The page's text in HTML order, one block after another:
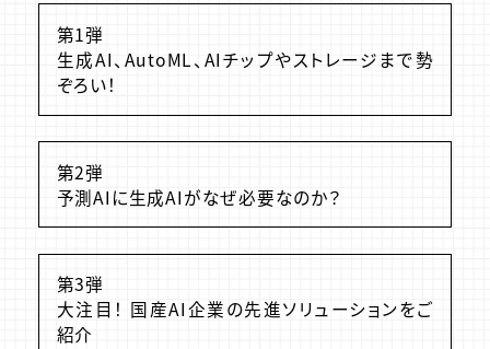
第1弾
生成AI、AutoML、AIチップやストレージまで勢
ぞろい！
第2弾
予測AIに生成AIがなぜ必要なのか？
第3弾
大注目！ 国産AI企業の先進ソリューションをご
紹介